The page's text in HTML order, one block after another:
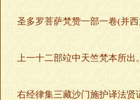
圣多罗菩萨梵赞一部一卷(并
上一十二部竝中天竺梵本所出。
右经律集三藏沙门施护译法